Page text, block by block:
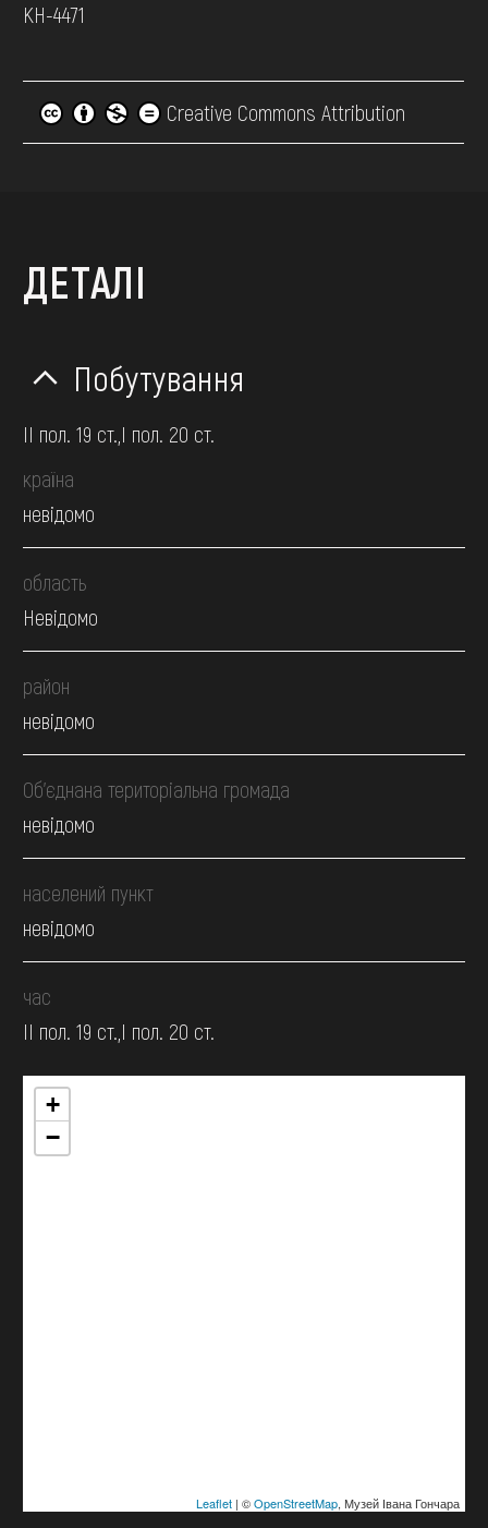
КН-4471
Creative Commons Attribution
ДЕТАЛІ
Побутування
II пол. 19 ст.,І пол. 20 ст.
країна
невідомо
область
Невідомо
район
невідомо
Об’єднана територіальна громада
невідомо
населений пункт
невідомо
час
II пол. 19 ст.,І пол. 20 ст.
+
−
Leaflet| ©OpenStreetMap, Музей Івана Гончара